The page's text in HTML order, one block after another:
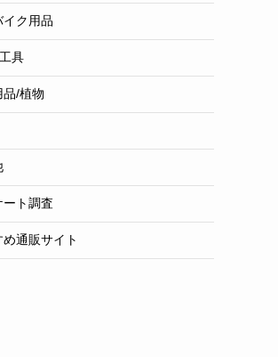
イク用品
具
品/植物
ート調査
め通販サイト